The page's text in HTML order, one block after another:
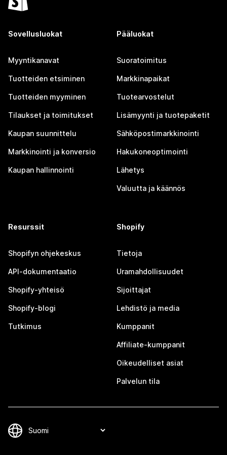
Sovellusluokat
Myyntikanavat
Tuotteiden etsiminen
Tuotteiden myyminen
Tilaukset ja toimitukset
Kaupan suunnittelu
Markkinointi ja konversio
Kaupan hallinnointi
Pääluokat
Suoratoimitus
Markkinapaikat
Tuotearvostelut
Lisämyynti ja tuotepaketit
Sähköpostimarkkinointi
Hakukoneoptimointi
Lähetys
Valuutta ja käännös
Resurssit
Shopifyn ohjekeskus
API-dokumentaatio
Shopify-yhteisö
Shopify-blogi
Tutkimus
Shopify
Tietoja
Uramahdollisuudet
Sijoittajat
Lehdistö ja media
Kumppanit
Affiliate-kumppanit
Oikeudelliset asiat
Palvelun tila